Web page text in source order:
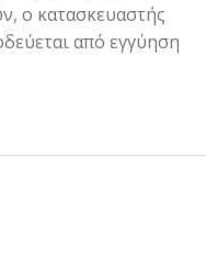
ο κατασκευαστής
από εγγύηση